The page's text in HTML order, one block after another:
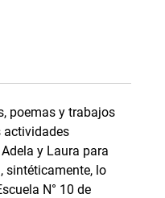
poemas y trabajos
actividades
y Laura para
sintéticamente, lo
N° 10 de